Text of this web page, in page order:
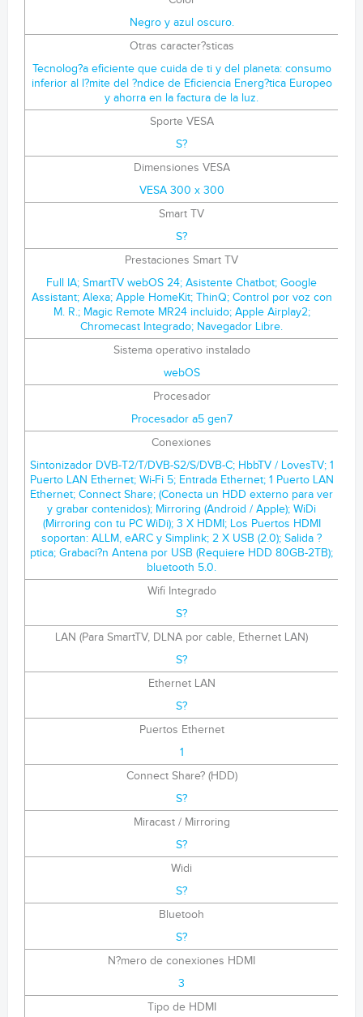
Negro y azul oscuro.
Otras caracter?sticas
Tecnolog?a eficiente que cuida de ti y del planeta: consumo
inferior al l?mite del ?ndice de Eficiencia Energ?tica Europeo
y ahorra en la factura de la luz.
Sporte VESA
S?
Dimensiones VESA
VESA 300 x 300
Smart TV
S?
Prestaciones Smart TV
Full IA; SmartTV webOS 24; Asistente Chatbot; Google
Assistant; Alexa; Apple HomeKit; ThinQ; Control por voz con
M. R.; Magic Remote MR24 incluido; Apple Airplay2;
Chromecast Integrado; Navegador Libre.
Sistema operativo instalado
webOS
Procesador
Procesador a5 gen7
Conexiones
Sintonizador DVB-T2/T/DVB-S2/S/DVB-C; HbbTV / LovesTV; 1
Puerto LAN Ethernet; Wi-Fi 5; Entrada Ethernet; 1 Puerto LAN
Ethernet; Connect Share; (Conecta un HDD externo para ver
y grabar contenidos); Mirroring (Android / Apple); WiDi
(Mirroring con tu PC WiDi); 3 X HDMI; Los Puertos HDMI
soportan: ALLM, eARC y Simplink; 2 X USB (2.0); Salida ?
ptica; Grabaci?n Antena por USB (Requiere HDD 80GB-2TB);
bluetooth 5.0.
Wifi Integrado
S?
LAN (Para SmartTV, DLNA por cable, Ethernet LAN)
S?
Ethernet LAN
S?
Puertos Ethernet
1
Connect Share? (HDD)
S?
Miracast / Mirroring
S?
Widi
S?
Bluetooh
S?
N?mero de conexiones HDMI
3
Tipo de HDMI